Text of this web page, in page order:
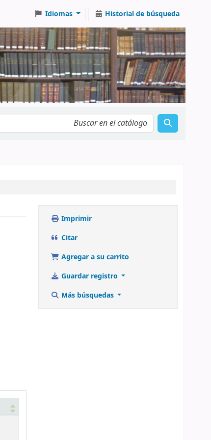
Idiomas Historial de búsqueda
Imprimir
Citar
Agregar a su carrito
Guardar registro
Más búsquedas